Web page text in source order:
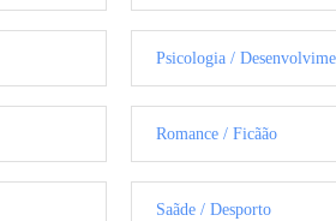
Psicologia /
Romance / Ficãão
Saãde / Desporto